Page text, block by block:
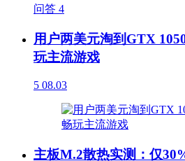
问答 4
用户两美元淘到GTX
玩主流游戏
5 08.03
主板M.2散热实测：仅